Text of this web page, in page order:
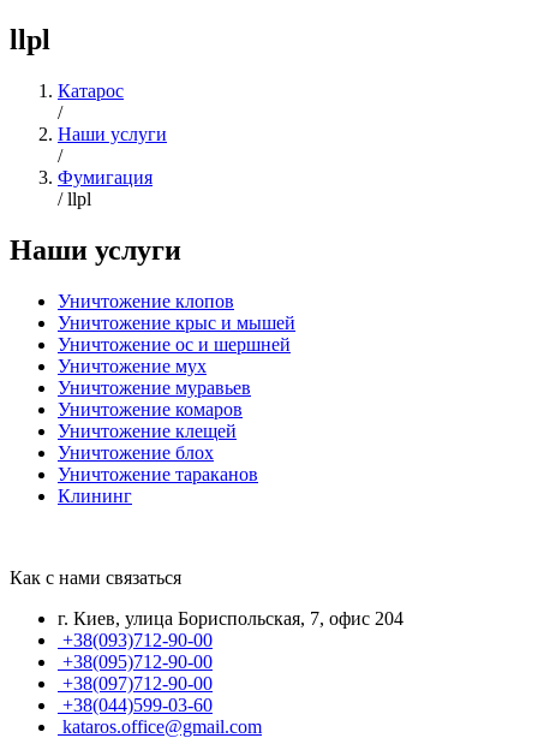
llpl
Катарос
/
Наши услуги
/
Фумигация
/ llpl
Наши услуги
Уничтожение клопов
Уничтожение крыс и мышей
Уничтожение ос и шершней
Уничтожение мух
Уничтожение муравьев
Уничтожение комаров
Уничтожение клещей
Уничтожение блох
Уничтожение тараканов
Клининг
Как с нами связаться
г. Киев, улица Бориспольская, 7, офис 204
+38(093)712-90-00
+38(095)712-90-00
+38(097)712-90-00
+38(044)599-03-60
kataros.office@gmail.com